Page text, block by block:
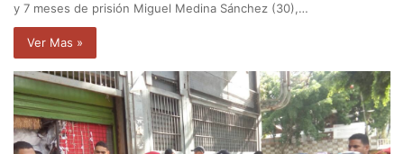
y 7 meses de prisión Miguel Medina Sánchez (30),…
Ver Mas »